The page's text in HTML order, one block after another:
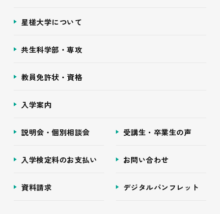
星槎大学について
共生科学部・専攻
教員免許状・資格
入学案内
説明会・個別相談会 受講生・卒業生の声
入学検定料のお支払い お問い合わせ
資料請求 デジタルパンフレット